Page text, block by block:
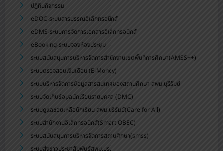
ปฏิทินกิจกรรม
eDOC-ระบบสารบรรณอิเล็กทรอนิกส์
eDMS-ระบบการจัดการเอกสารอิเล็กทรอนิกส์
eBooking-ระบบจองห้องประชุม
ระบบสนับสนุนการบริหารจัดการสำนักงานเขตพื้นที่การศึกษา(AMSS++)
ระบบตรวจสอบเงินเดือน (E-Money)
ระบบบริหารจัดการข้อมูลสารสนเทศของสถานศึกษา สพม.บุรีรัมย์
ระบบจัดเก็บข้อมูลนักเรียนรายบุคคล (DMC)
ระบบดูแลช่วยเหลือนักเรียน สพม.บุรีรัมย์(Care for All)
ระบบสำนักงานอิเล็กทรอนิกส์(Smart OBEC)
ระบบสนับสนุนการบริหารจัดการสถานศึกษา(smss)
ระบบส่งข่าวประชาสัมพันธ์สพม.บร.